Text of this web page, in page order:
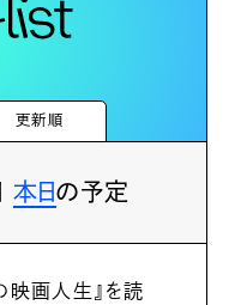
更新順
本日の予定
映画人生』を読